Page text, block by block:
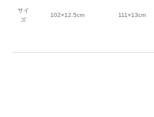
サイ
ズ
102×12.5cm 111×13cm